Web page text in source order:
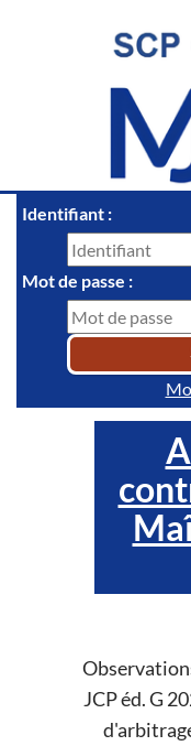
Identifiant :
Mot de passe :
JCP éd. G